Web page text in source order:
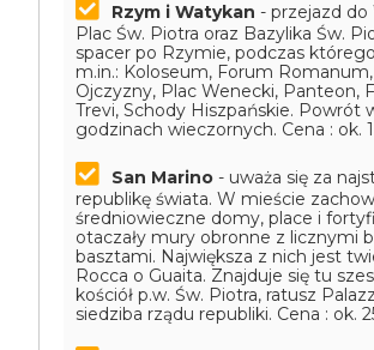
Rzym i Watykan- przejazd do
Plac Św. Piotra oraz Bazylika Św.
spacer po Rzymie, podczas
m.in.: Koloseum, Forum Romanum,
Ojczyzny, Plac Wenecki, Panteon,
Trevi, Schody Hiszpańskie. Powrót
godzinach wieczornych. Cena : ok.
San Marino - uważa się za
republikę świata. W mieście
średniowieczne domy, place i
otaczały mury obronne z licznymi
basztami. Największa z nich jest
Rocca o Guaita. Znajduje się tu
kościół p.w. Św. Piotra, ratusz
siedziba rządu republiki. Cena : ok.